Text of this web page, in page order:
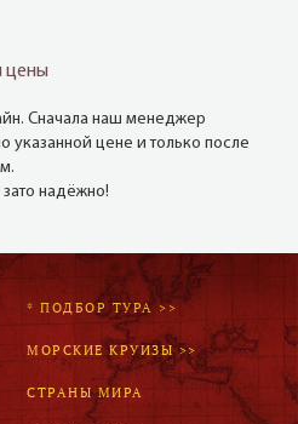
цены
Сначала наш менеджер
указанной цене и только после
надёжно!
* ПОДБОР ТУРА >>
МОРСКИЕ КРУИЗЫ >>
СТРАНЫ МИРА